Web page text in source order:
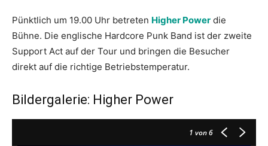
Pünktlich um 19.00 Uhr betreten Higher Power die
Bühne. Die englische Hardcore Punk Band ist der zweite
Support Act auf der Tour und bringen die Besucher
direkt auf die richtige Betriebstemperatur.
Bildergalerie: Higher Power
1 von 6